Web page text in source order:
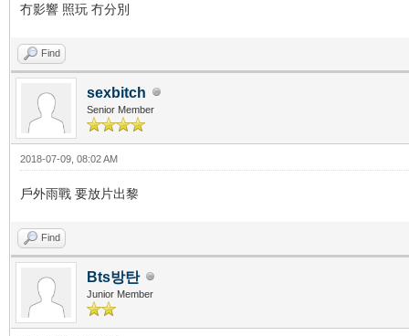
冇影響 照玩 冇分別
Find
sexbitch
Senior Member
2018-07-09, 08:02 AM
戶外雨戰 要放片出黎
Find
Bts방탄
Junior Member